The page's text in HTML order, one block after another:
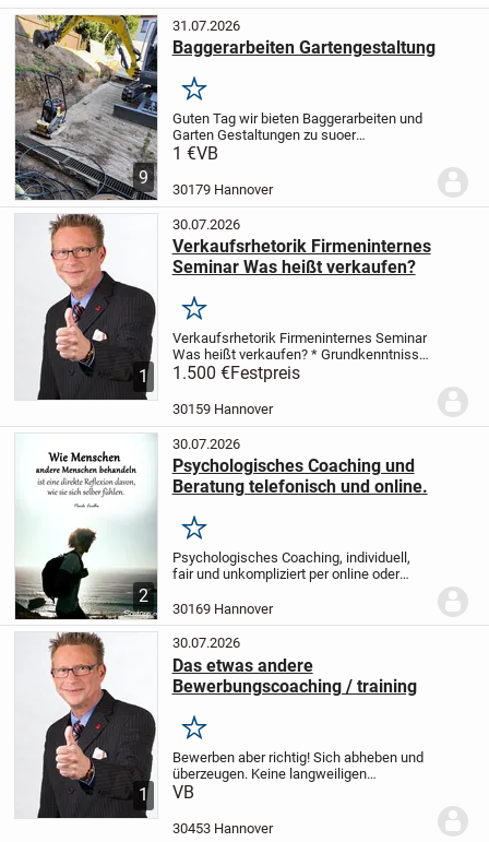
9
31.07.2026
Baggerarbeiten Gartengestaltung
Merken
Guten Tag wir bieten Baggerarbeiten und
Garten Gestaltungen zu suoer
Preisen
abziehenBodenbegradigung
RodungEnt...
1 €VB
30179 Hannover
1
30.07.2026
Verkaufsrhetorik Firmeninternes
Seminar Was heißt verkaufen?
Merken
Verkaufsrhetorik Firmeninternes Seminar
Was heißt verkaufen? * Grundkenntnisse
der „Verkaufspsychologie“
Gesamteindruck des Verkäufers
Gewinnung neuer Kunden
1.500 €Festpreis
30159 Hannover
2
30.07.2026
Psychologisches Coaching und
Beratung telefonisch und online.
Merken
Psychologisches Coaching, individuell,
fair und unkompliziert per online oder
nach Absprache.
30169 Hannover
1
30.07.2026
Das etwas andere
Bewerbungscoaching / training
Merken
Bewerben aber richtig! Sich abheben und
überzeugen. Keine langweiligen
Mappentechnologien und das was alle
Info wie wir vorbereiten ist immer noch
VB
30453 Hannover